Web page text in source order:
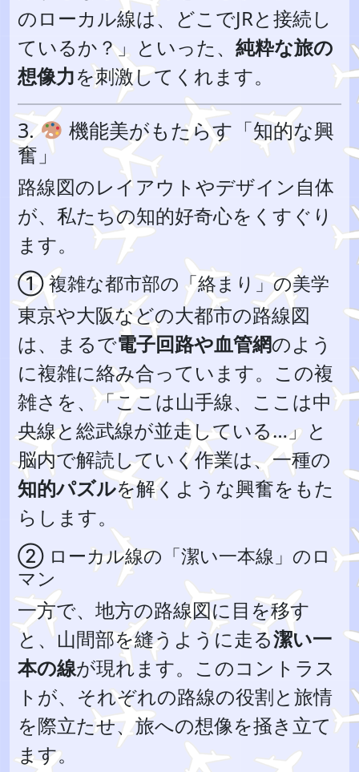
のローカル線は、どこでJRと接続し
ているか？」といった、 純粋な旅の
想像力を刺激してくれます。
3.
機能美がもたらす「知的な興
奮」
路線図のレイアウトやデザイン自体
が、私たちの知的好奇心をくすぐり
ます。
① 複雑な都市部の「絡まり」の美学
東京や大阪などの大都市の路線図
は、まるで電子回路や血管網のよう
に複雑に絡み合っています。この複
雑さを、「ここは山手線、ここは中
央線と総武線が並走している…」と
脳内で解読していく作業は、一種の
知的パズルを解くような興奮をもた
らします。
② ローカル線の「潔い一本線」のロ
マン
一方で、地方の路線図に目を移す
と、山間部を縫うように走る潔い一
本の線が現れます。このコントラス
トが、それぞれの路線の役割と旅情
を際立たせ、旅への想像を掻き立て
ます。